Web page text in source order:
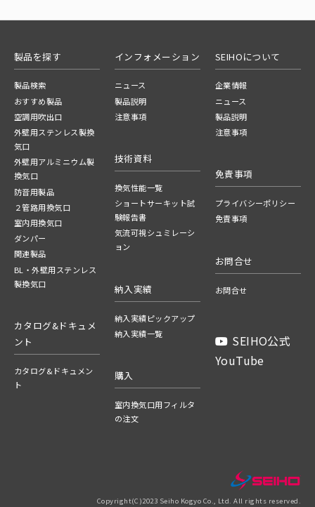
製品を探す
製品検索
おすすめ製品
空調用吹出口
外壁用ステンレス製換
気口
外壁用アルミニウム製
換気口
防音用製品
２管路用換気口
室内用換気口
ダンパー
関連製品
BL・外壁用ステンレス
製換気口
カタログ&ドキュメ
ント
カタログ&ドキュメン
ト
インフォメーション
ニュース
製品説明
注意事項
技術資料
換気性能一覧
ショートサーキット試
験報告書
気流可視シュミレーシ
ョン
納入実績
納入実績ピックアップ
納入実績一覧
購入
室内換気口用フィルタ
の注文
SEIHOについて
企業情報
ニュース
製品説明
注意事項
免責事項
プライバシーポリシー
免責事項
お問合せ
お問合せ
SEIHO公式
YouTube
Copyright(C)2023 Seiho Kogyo Co., Ltd. All rights reserved.